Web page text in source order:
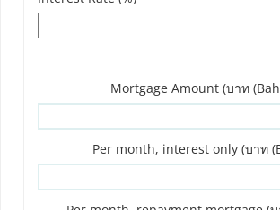
Mortgage Amount (บาท
Per month, interest only (บาท